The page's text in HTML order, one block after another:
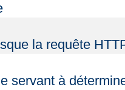
la requête
servant à